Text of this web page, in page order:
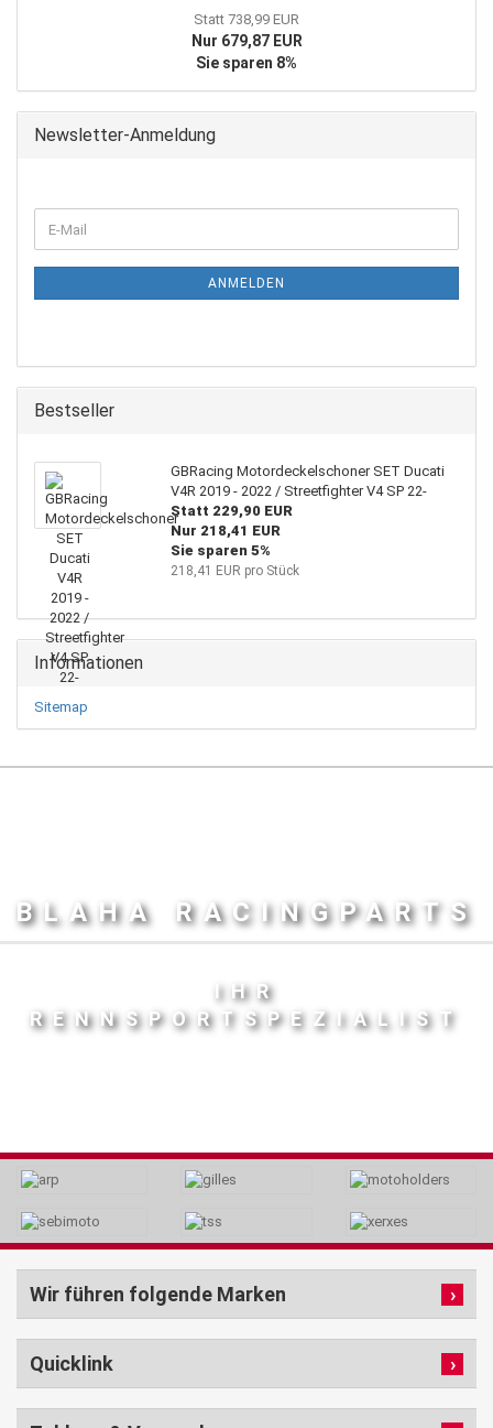
Statt 738,99 EUR
Nur 679,87 EUR
Sie sparen 8%
Newsletter-Anmeldung
ZUR
E-
Mail
ANMELDEN
Bestseller
GBRacing Motordeckelschoner SET Ducati
V4R 2019 - 2022 / Streetfighter V4 SP 22-
Statt 229,90 EUR
Nur 218,41 EUR
Sie sparen 5%
218,41 EUR pro Stück
Informationen
Sitemap
BLAHA RACINGPARTS
IHR
RENNSPORTSPEZIALIST
Wir führen folgende Marken
Quicklink